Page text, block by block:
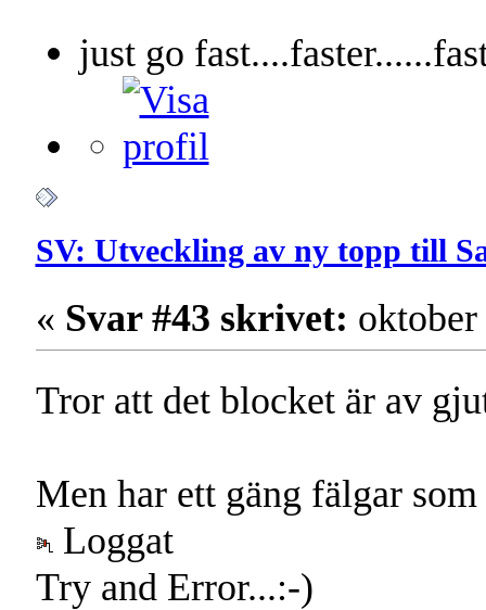
just go
SV: Utveckling av ny topp till
« Svar #43 skrivet:
Tror att det blocket är av
Men har ett gäng fälgar
Loggat
Try and Error...:-)